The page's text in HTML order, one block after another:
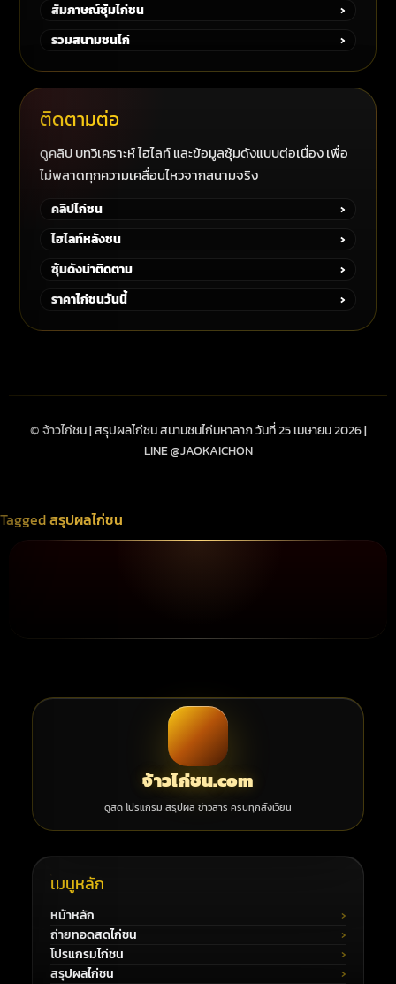
สัมภาษณ์ซุ้มไก่ชน
›
รวมสนามชนไก่
›
ติดตามต่อ
ดูคลิป บทวิเคราะห์ ไฮไลท์ และข้อมูลซุ้มดังแบบต่อเนื่อง เพื่อ
ไม่พลาดทุกความเคลื่อนไหวจากสนามจริง
คลิปไก่ชน
›
ไฮไลท์หลังชน
›
ซุ้มดังน่าติดตาม
›
ราคาไก่ชนวันนี้
›
© จ้าวไก่ชน | สรุปผลไก่ชน สนามชนไก่มหาลาภ วันที่ 25 เมษายน 2026 |
LINE @JAOKAICHON
Taggedสรุปผลไก่ชน
จ้าวไก่ชน.com
ดูสด โปรแกรม สรุปผล ข่าวสาร ครบทุกสังเวียน
เมนูหลัก
หน้าหลัก
ถ่ายทอดสดไก่ชน
โปรแกรมไก่ชน
สรุปผลไก่ชน